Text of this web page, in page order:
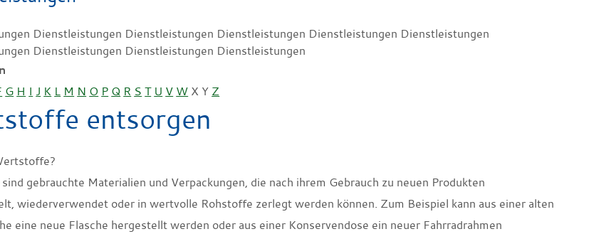
Dienstleistungen Dienstleistungen Dienstleistungen Dienstleistungen Dienstleistungen
Dienstleistungen Dienstleistungen Dienstleistungen
G H I J K L M N O P Q R S T U V W X Y Z
entsorgen
gebrauchte Materialien und Verpackungen, die nach ihrem Gebrauch zu neuen Produkten
wiederverwendet oder in wertvolle Rohstoffe zerlegt werden können. Zum Beispiel kann aus einer alten
eine neue Flasche hergestellt werden oder aus einer Konservendose ein neuer Fahrradrahmen